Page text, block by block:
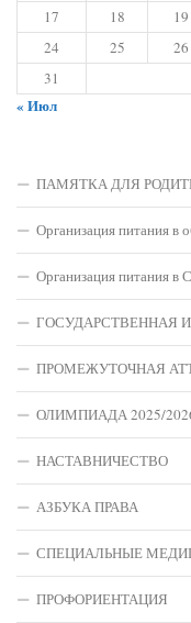
17
18 19
24
25 26
31
« Июл
ПАМЯТКА ДЛЯ
Организация питания в
Организация питания в
ГОСУДАРСТВЕННАЯ
ПРОМЕЖУТОЧНАЯ
ОЛИМПИАДА 2025/
НАСТАВНИЧЕСТВО
АЗБУКА ПРАВА
СПЕЦИАЛЬНЫЕ
ПРОФОРИЕНТАЦИЯ